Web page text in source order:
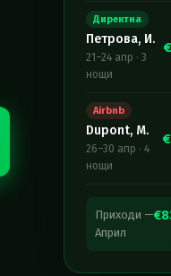
Директна
Петрова, И.
21–24 апр · 3
нощи
Airbnb
Dupont, M.
26–30 апр · 4
нощи
Приходи —
Април